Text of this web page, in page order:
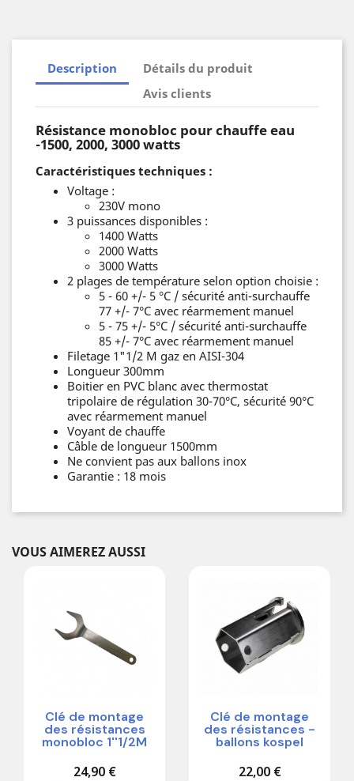
Description
Détails du produit
Avis clients
Résistance monobloc pour chauffe eau
-1500, 2000, 3000 watts
Caractéristiques techniques :
Voltage :
230V mono
3 puissances disponibles :
1400 Watts
2000 Watts
3000 Watts
2 plages de température selon option choisie :
5 - 60 +/- 5 °C / sécurité anti-surchauffe
77 +/- 7°C avec réarmement manuel
5 - 75 +/- 5°C / sécurité anti-surchauffe
85 +/- 7°C avec réarmement manuel
Filetage 1"1/2 M gaz en AISI-304
Longueur 300mm
Boitier en PVC blanc avec thermostat
tripolaire de régulation 30-70°C, sécurité 90°C
avec réarmement manuel
Voyant de chauffe
Câble de longueur 1500mm
Ne convient pas aux ballons inox
Garantie : 18 mois
VOUS AIMEREZ AUSSI
Clé de montage
des résistances
monobloc 1''1/2M
24,90 €
Clé de montage
des résistances -
ballons kospel
22,00 €